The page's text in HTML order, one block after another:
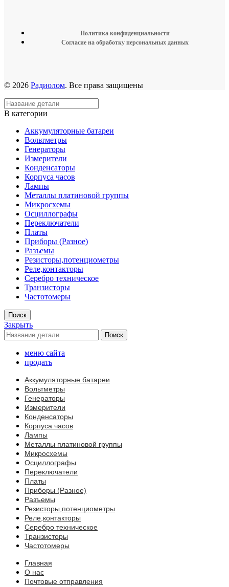
Политика конфиденциальности
Согласие на обработку персональных данных
© 2026 Радиолом. Все права защищены
В категории
Аккумуляторные батареи
Вольтметры
Генераторы
Измерители
Конденсаторы
Корпуса часов
Лампы
Металлы платиновой группы
Микросхемы
Осциллографы
Переключатели
Платы
Приборы (Разное)
Разъемы
Резисторы,потенциометры
Реле,контакторы
Серебро техническое
Транзисторы
Частотомеры
Поиск
Закрыть
Поиск
меню сайта
продать
Аккумуляторные батареи
Вольтметры
Генераторы
Измерители
Конденсаторы
Корпуса часов
Лампы
Металлы платиновой группы
Микросхемы
Осциллографы
Переключатели
Платы
Приборы (Разное)
Разъемы
Резисторы,потенциометры
Реле,контакторы
Серебро техническое
Транзисторы
Частотомеры
Главная
О нас
Почтовые отправления